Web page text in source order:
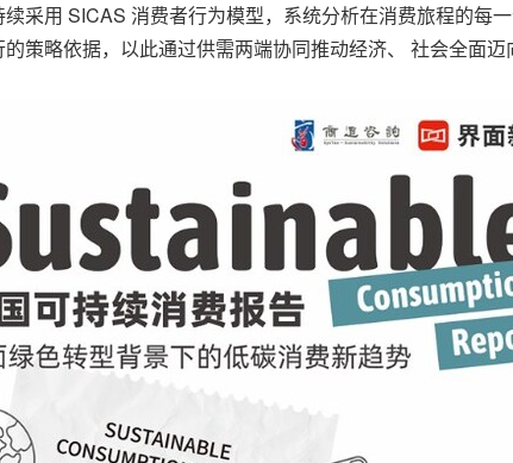
采用 SICAS 消费者行为模型，系统分析在消费旅程的每
策略依据，以此通过供需两端协同推动经济、 社会全面